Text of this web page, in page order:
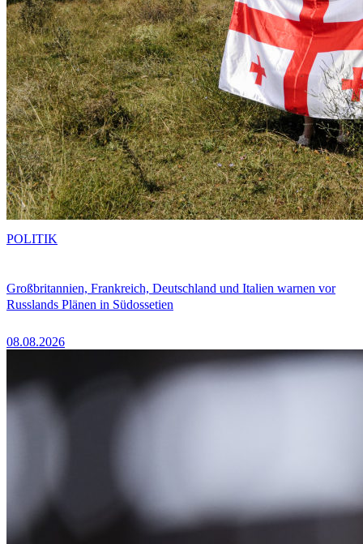
Großbritannien, Frankreich, Deutschland und Italien warnen vor
Russlands Plänen in Südossetien
08.08.2026
POLITIK